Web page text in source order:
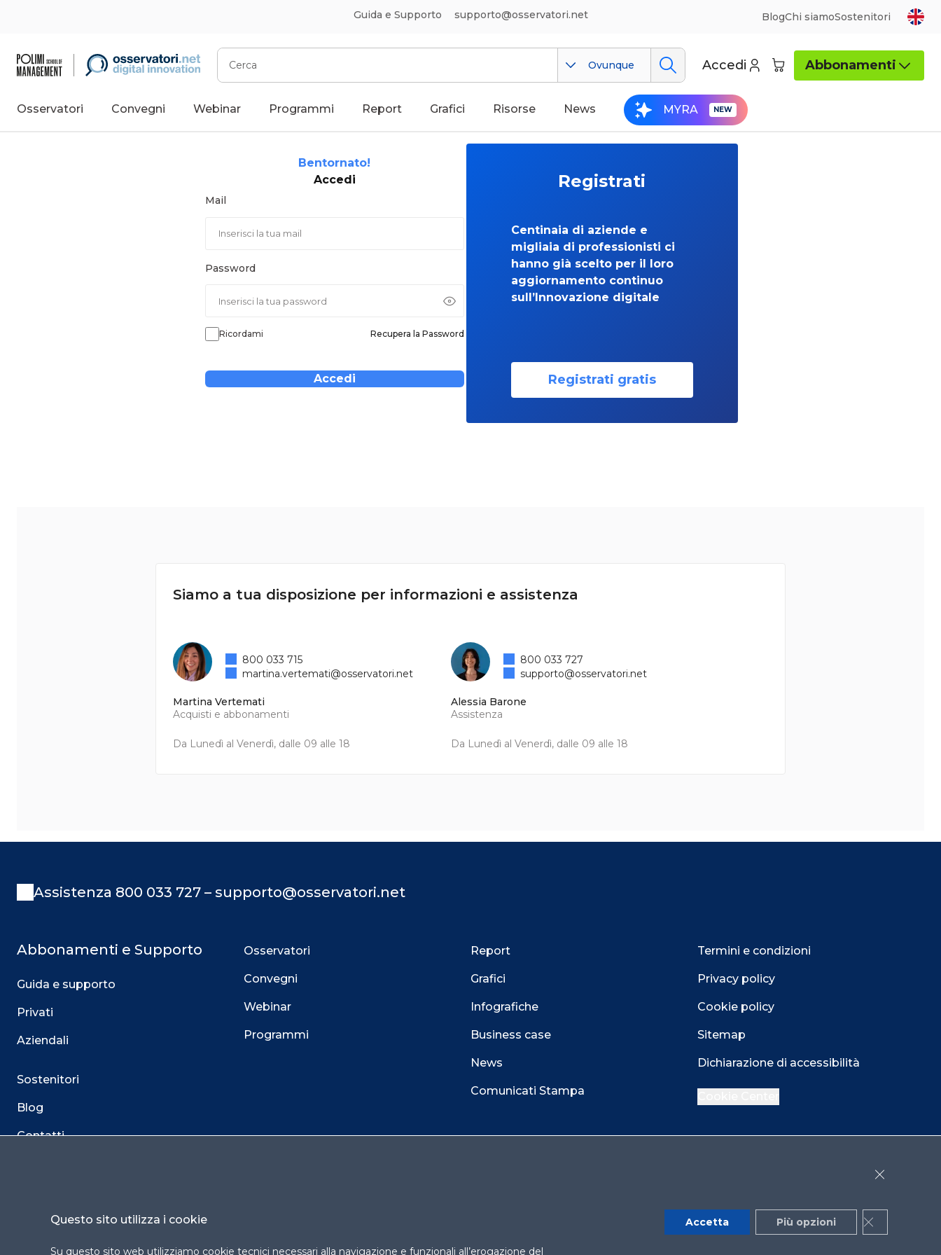
Guida e Supporto supporto@osservatori.net BlogChi siamoSostenitori
Cerca
Ovunque Accedi Abbonamenti
Osservatori Convegni Webinar Programmi Report Grafici Risorse News MYRA
Bentornato!
Accedi
Mail
Password
Ricordami Recupera la Password
Accedi
Registrati
Centinaia di aziende e
migliaia di professionisti ci
hanno già scelto per il loro
aggiornamento continuo
sull’Innovazione digitale
Registrati gratis
Siamo a tua disposizione per informazioni e assistenza
Martina Vertemati
Acquisti e abbonamenti
Da Lunedì al Venerdì, dalle 09 alle 18
800 033 715
martina.vertemati@osservatori.net
Alessia Barone
Assistenza
Da Lunedì al Venerdì, dalle 09 alle 18
800 033 727
supporto@osservatori.net
Assistenza 800 033 727 – supporto@osservatori.net
Abbonamenti e Supporto
Guida e supporto
Privati
Aziendali
Sostenitori
Blog
Contatti
Osservatori
Convegni
Webinar
Programmi
Report
Grafici
Infografiche
Business case
News
Comunicati Stampa
Termini e condizioni
Privacy policy
Cookie policy
Sitemap
Dichiarazione di accessibilità
YouTube X
Close
Questo sito utilizza i cookie
Su questo sito web utilizziamo cookie tecnici necessari alla navigazione e funzionali all’erogazione del
Accetta Più opzioni